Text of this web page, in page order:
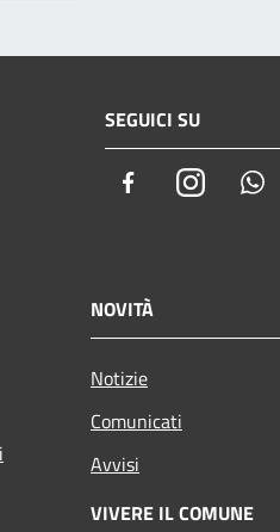
SEGUICI SU
FacebookInstagram
NOVITÀ
Notizie
Comunicati
Avvisi
VIVERE IL COMUNE